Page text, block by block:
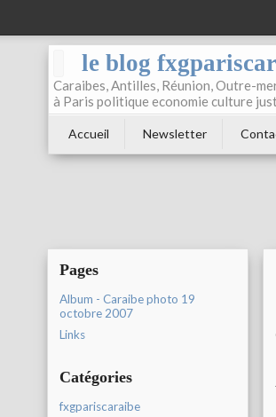
le blog
Caraibes, Antilles, Réunion, Outre-
à Paris politique economie culture
Accueil Newsletter
Pages
Album - Caraibe photo 19
octobre 2007
Links
Catégories
fxgpariscaraibe